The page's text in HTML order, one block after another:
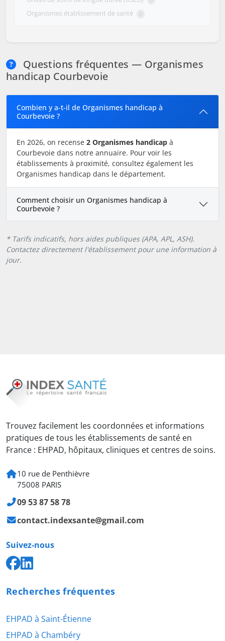
Organismes établissement de santé 0
Questions fréquentes — Organismes
handicap Courbevoie
Combien y a-t-il de Organismes handicap à
Courbevoie ?
En 2026, on recense 2 Organismes handicap à
Courbevoie dans notre annuaire. Pour voir les
établissements à proximité, consultez également les
Organismes handicap dans le département.
Comment choisir un Organismes handicap à
Courbevoie ?
* Tarifs indicatifs, hors aides publiques (APA, APL, ASH).
Contactez directement l'établissement pour une information à
jour.
Trouvez facilement les coordonnées et informations
pratiques de tous les établissements de santé en
France : EHPAD, hôpitaux, cliniques et centres de soins.
10 rue de Penthièvre
75008 PARIS
09 53 87 58 78
contact.indexsante@gmail.com
Suivez-nous
Recherches fréquentes
EHPAD à Saint-Étienne
EHPAD à Chambéry